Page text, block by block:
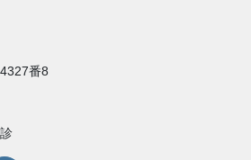
番8